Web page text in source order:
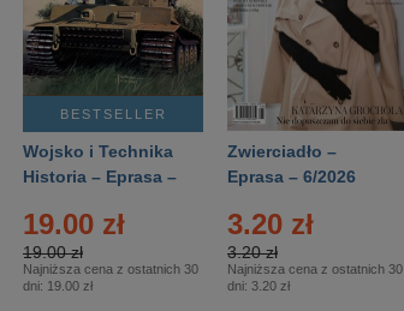
BESTSELLER
Wojsko i Technika
Historia – Eprasa –
19.00 zł
19.00 zł
Najniższa cena z ostatnich 30
dni: 19.00 zł
Zwierciadło –
Eprasa – 6/2026
3.20 zł
3.20 zł
Najniższa cena z ostatnich 30
dni: 3.20 zł